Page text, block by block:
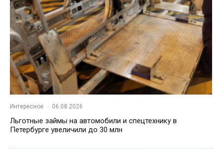
Интересное · 06.08.2026
Льготные займы на автомобили и спецтехнику в
Петербурге увеличили до 30 млн